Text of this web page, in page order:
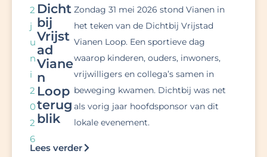
2
j
u
n
i
2
0
2
6
Dicht
bij
Vrijst
ad
Viane
n
Loop
terug
blik
Zondag 31 mei 2026 stond Vianen in
het teken van de Dichtbij Vrijstad
Vianen Loop. Een sportieve dag
waarop kinderen, ouders, inwoners,
vrijwilligers en collega’s samen in
beweging kwamen. Dichtbij was net
als vorig jaar hoofdsponsor van dit
lokale evenement.
Lees verder